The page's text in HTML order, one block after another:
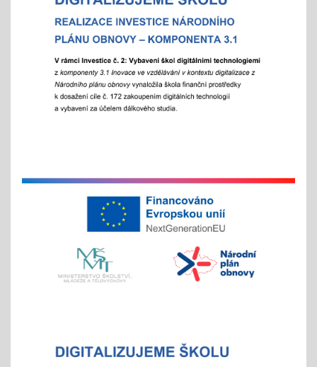
01.02.2026
městská, okresní a vyšší kola
"držíme palce"
Zápisy online pro školní rok 2026/2027
15.01.2026
- letošní zápis do ZŠ pro 1. ročník školního roku
Chystáte se k zápisu?
nabízíme individuální prohlídky školy
"Každý jinak, ale všichni se těšíme"